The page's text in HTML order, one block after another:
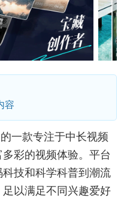
容
一款专注于中长视频
彩的视频体验。平台
技和科学科普到潮流
以满足不同兴趣爱好